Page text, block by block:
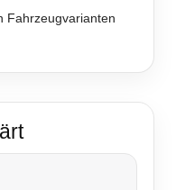
Fahrzeugvarianten